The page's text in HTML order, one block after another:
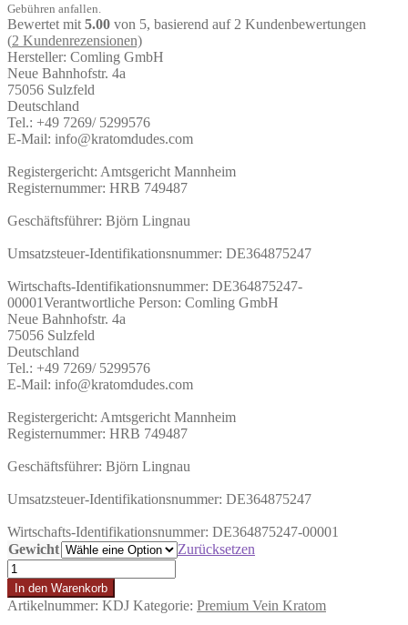
Gebühren anfallen.
Bewertet mit 5.00 von 5, basierend auf 2 Kundenbewertungen
(2 Kundenrezensionen)
Hersteller: Comling GmbH
Neue Bahnhofstr. 4a
75056 Sulzfeld
Deutschland
Tel.: +49 7269/ 5299576
E-Mail: info@kratomdudes.com
Registergericht: Amtsgericht Mannheim
Registernummer: HRB 749487
Geschäftsführer: Björn Lingnau
Umsatzsteuer-Identifikationsnummer: DE364875247
Wirtschafts-Identifikationsnummer: DE364875247-
00001Verantwortliche Person: Comling GmbH
Neue Bahnhofstr. 4a
75056 Sulzfeld
Deutschland
Tel.: +49 7269/ 5299576
E-Mail: info@kratomdudes.com
Registergericht: Amtsgericht Mannheim
Registernummer: HRB 749487
Geschäftsführer: Björn Lingnau
Umsatzsteuer-Identifikationsnummer: DE364875247
Wirtschafts-Identifikationsnummer: DE364875247-00001
Gewicht
Zurücksetzen
Jambi
Menge
In den Warenkorb
Artikelnummer: KDJ Kategorie: Premium Vein Kratom